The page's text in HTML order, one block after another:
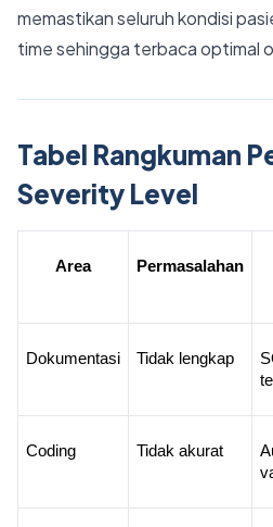
memastikan seluruh kondisi
time sehingga terbaca optimal
Tabel Rangkuman
Severity Level
Area Permasalahan
Dokumentasi Tidak lengkap
Coding Tidak akurat